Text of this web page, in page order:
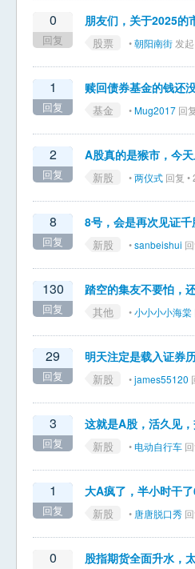
0
回复
朋友们，关于2025的
股票 •朝阳南街 发
1
回复
赎回债券基金的钱还
基金 •Mug2017 回
2
回复
A股真的是猴市，今
新股 •两仪式 回复
8
回复
8号，会是再次见证
新股 •sanbeishui
130
回复
踏空的集友不要怕，
其他 •小小小小海棠
29
回复
明天注定是载入证券
新股 •james55120
3
回复
这就是A股，活久见
新股 •电动自行车
1
回复
大A疯了，半小时干
新股 • 唐唐脱口秀
0 股指期货全面升水，